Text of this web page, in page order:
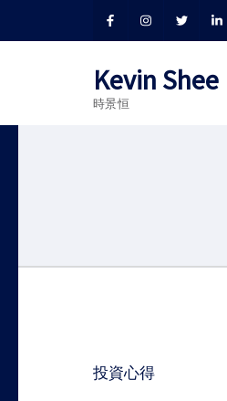
Kevin Shee
時景恒
Post
投資心得